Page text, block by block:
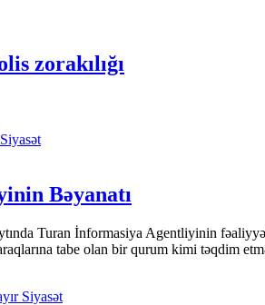
zorakılığı
Siyasət
Bəyanatı
Turan İnformasiya Agentliyinin
tabe olan bir qurum kimi təqdim
Siyasət